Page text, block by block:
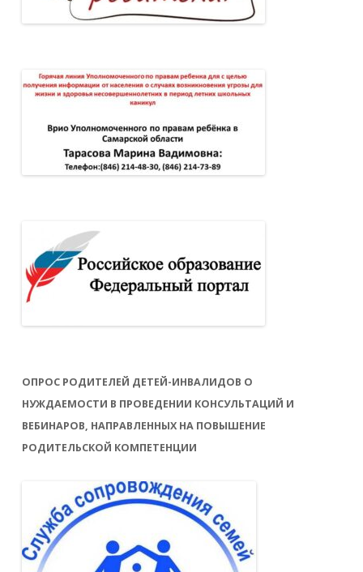
ОПРОС РОДИТЕЛЕЙ ДЕТЕЙ-ИНВАЛИДОВ О
НУЖДАЕМОСТИ В ПРОВЕДЕНИИ КОНСУЛЬТАЦИЙ И
ВЕБИНАРОВ, НАПРАВЛЕННЫХ НА ПОВЫШЕНИЕ
РОДИТЕЛЬСКОЙ КОМПЕТЕНЦИИ